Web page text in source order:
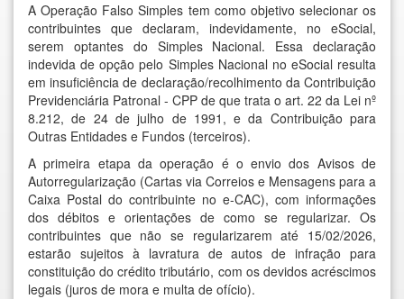
A Operação Falso Simples tem como objetivo selecionar os
contribuintes que declaram, indevidamente, no eSocial,
serem optantes do Simples Nacional. Essa declaração
indevida de opção pelo Simples Nacional no eSocial resulta
em insuficiência de declaração/recolhimento da Contribuição
Previdenciária Patronal - CPP de que trata o art. 22 da Lei nº
8.212, de 24 de julho de 1991, e da Contribuição para
Outras Entidades e Fundos (terceiros).
A primeira etapa da operação é o envio dos Avisos de
Autorregularização (Cartas via Correios e Mensagens para a
Caixa Postal do contribuinte no e-CAC), com informações
dos débitos e orientações de como se regularizar. Os
contribuintes que não se regularizarem até 15/02/2026,
estarão sujeitos à lavratura de autos de infração para
constituição do crédito tributário, com os devidos acréscimos
legais (juros de mora e multa de ofício).